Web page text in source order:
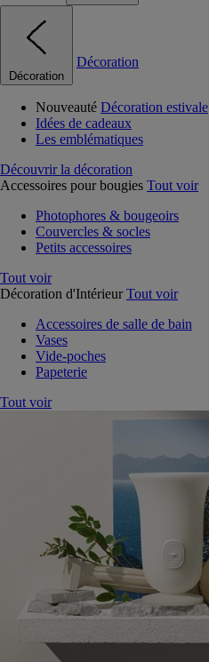
Décoration
Décoration
Nouveauté Décoration estivale
Idées de cadeaux
Les emblématiques
Découvrir la décoration
Accessoires pour bougies Tout voir
Photophores & bougeoirs
Couvercles & socles
Petits accessoires
Tout voir
Décoration d'Intérieur Tout voir
Accessoires de salle de bain
Vases
Vide-poches
Papeterie
Tout voir